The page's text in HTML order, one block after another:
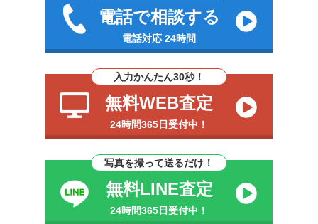
電話で相談する
電話対応 24時間
入力かんたん30秒！
無料WEB査定
24時間365日受付中！
写真を撮って送るだけ！
無料LINE査定
24時間365日受付中！